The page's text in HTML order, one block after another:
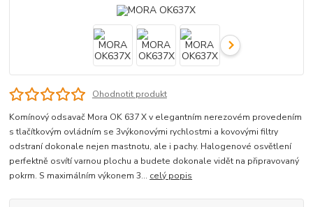
Ohodnotit produkt
Komínový odsavač Mora OK 637 X v elegantním nerezovém provedením
s tlačítkovým ovládním se 3výkonovými rychlostmi a kovovými filtry
odstraní dokonale nejen mastnotu, ale i pachy. Halogenové osvětlení
perfektně osvítí varnou plochu a budete dokonale vidět na připravovaný
pokrm. S maximálním výkonem 3... celý popis